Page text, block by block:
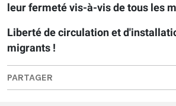
leur fermeté vis-à-vis de tous les
Liberté de circulation et
migrants !
PARTAGER